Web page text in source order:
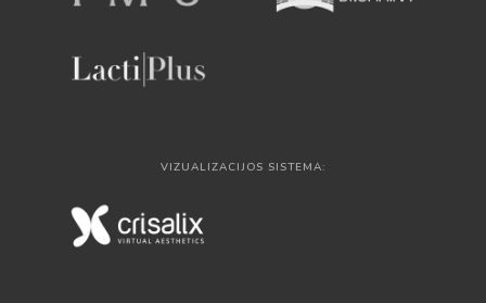
VIZUALIZACIJOS SISTEMA: